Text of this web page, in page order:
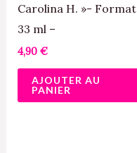
Carolina H. »- Format
33 ml –
4,90 €
AJOUTER AU
PANIER